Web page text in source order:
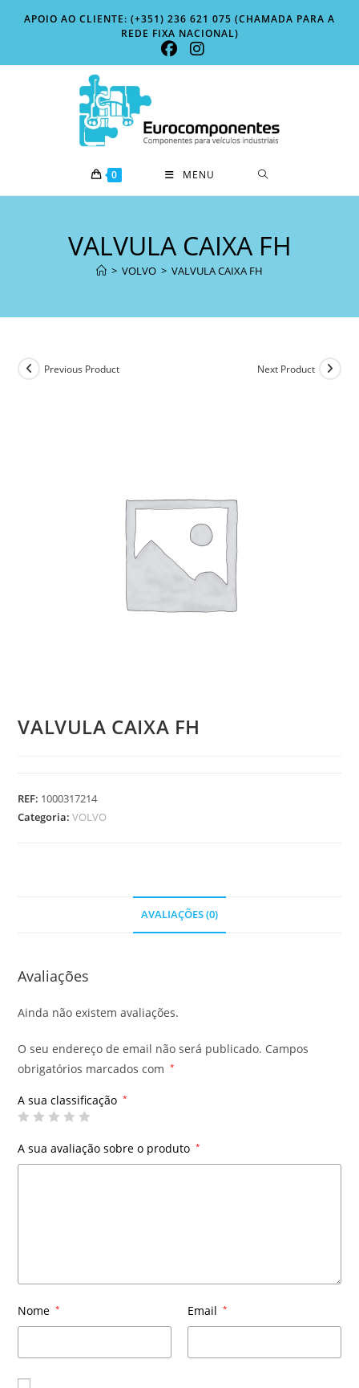
APOIO AO CLIENTE: (+351) 236 621 075 (CHAMADA PARA A
REDE FIXA NACIONAL)
0 MENU
VALVULA CAIXA FH
> VOLVO > VALVULA CAIXA FH
Previous Product Next Product
VALVULA CAIXA FH
REF: 1000317214
Categoria:VOLVO
AVALIAÇÕES (0)
Avaliações
Ainda não existem avaliações.
O seu endereço de email não será publicado. Campos
obrigatórios marcados com
*
A sua classificação *
A sua avaliação sobre o produto *
Nome * Email *